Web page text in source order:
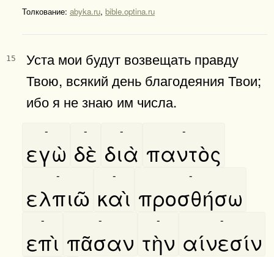
Толкование: abyka.ru, bible.optina.ru
15
Уста мои будут возвещать правду
Твою, всякий день благодеяния Твои;
ибо я не знаю им числа.
εγὼ
-
δὲ
-
διὰ
-
παντὸς
-
ελπιῶ
-
καὶ
-
προσθήσω
-
επὶ
-
πᾶσαν
-
τὴν
-
αίνεσίν
-